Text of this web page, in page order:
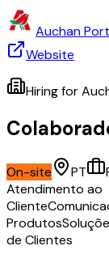
Auchan
Website
Hiring for
On-site PT
Atendimento ao
Cliente
Produtos
de Clientes